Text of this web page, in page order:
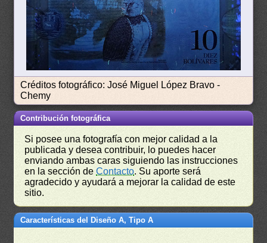
Créditos fotográfico: José Miguel López Bravo -
Chemy
Contribución fotográfica
Si posee una fotografía con mejor calidad a la
publicada y desea contribuir, lo puedes hacer
enviando ambas caras siguiendo las instrucciones
en la sección deContacto. Su aporte será
agradecido y ayudará a mejorar la calidad de este
sitio.
Características del Diseño A, Tipo A